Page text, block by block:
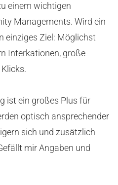
einem wichtigen
Managements. Wird ein
einziges Ziel: Möglichst
Interkationen, große
ist ein großes Plus für
optisch ansprechender
sich und zusätzlich
mir Angaben und